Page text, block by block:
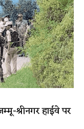
श्रीनगर हाईवे पर